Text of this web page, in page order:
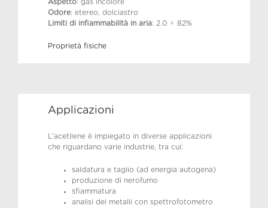
Aspetto: gas incolore
Odore: etereo, dolciastro
Limiti di infiammabilità in aria: 2.0 ÷ 82%
Proprietà fisiche
Applicazioni
L’acetilene è impiegato in diverse applicazioni
che riguardano varie industrie, tra cui:
saldatura e taglio (ad energia autogena)
produzione di nerofumo
sfiammatura
analisi dei metalli con spettrofotometro